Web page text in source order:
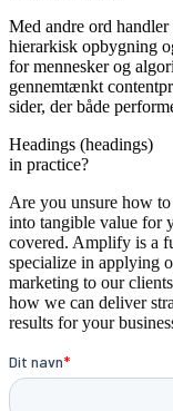
Med andre ord
hierarkisk opbygning
for mennesker og
gennemtænkt
sider, der både
Headings (headings)
in practice?
Are you unsure how
into tangible value for
covered. Amplify is a
specialize in applying
marketing to our
how we can deliver
results for your